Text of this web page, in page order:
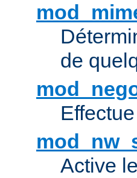
de
Active